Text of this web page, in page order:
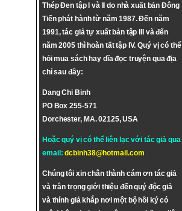
Thép Đen tập I và II do nhà xuất bản Đông
Tiến phát hành từ năm 1987. Đến năm
1991, tác giả tự xuất bản tập III và đến
năm 2005 thì hoàn tất tập IV. Quý vị có thể
hỏi mua sách hay dĩa đọc truyện qua địa
chỉ sau đây:
Dang Chi Binh
PO Box 255-571
Dorchester, MA. 02125, USA
Hoặc quý vị có thể liên lạc với tác giả qua
email:dcbinh38@hotmail.com
Chúng tôi xin chân thành cám ơn tác giả
và trân trọng giới thiệu đến quý độc giả
và thính giả khắp nơi một bộ hồi ký có